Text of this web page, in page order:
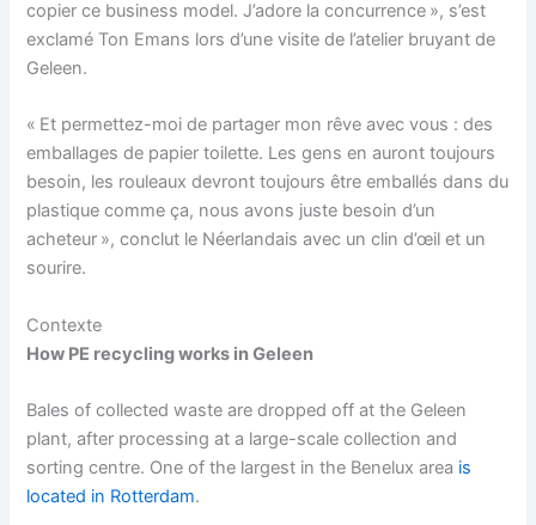
copier ce business model. J’adore la concurrence », s’est
exclamé Ton Emans lors d’une visite de l’atelier bruyant de
Geleen.
« Et permettez-moi de partager mon rêve avec vous : des
emballages de papier toilette. Les gens en auront toujours
besoin, les rouleaux devront toujours être emballés dans du
plastique comme ça, nous avons juste besoin d’un
acheteur », conclut le Néerlandais avec un clin d’œil et un
sourire.
Contexte
How PE recycling works in Geleen
Bales of collected waste are dropped off at the Geleen
plant, after processing at a large-scale collection and
sorting centre. One of the largest in the Benelux area is
located in Rotterdam.